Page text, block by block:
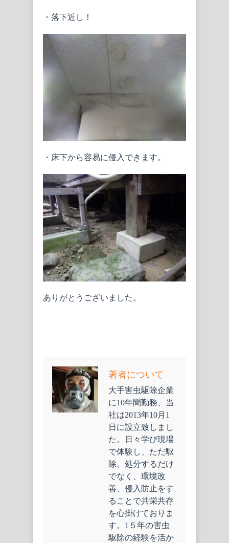
・落下近し！
・床下から容易に侵入できます。
ありがとうございました。
著者について
大手害虫駆除企業
に10年間勤務、当
社は2013年10月1
日に設立致しまし
た。日々学び現場
で体験し、ただ駆
除、処分するだけ
でなく、環境改
善、侵入防止をす
ることで共栄共存
を心掛けておりま
す。1５年の害虫
駆除の経験を活か